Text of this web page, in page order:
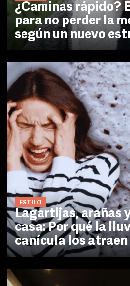
¿Caminas rápido?
para no perder la
según un nuevo
ESTILO
Lagartijas, arañas
casa: Por qué la
canícula los